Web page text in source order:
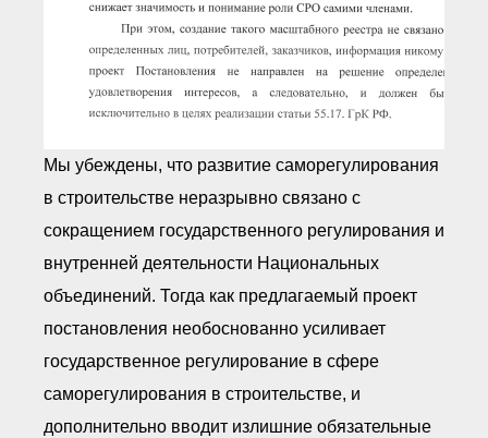
Мы убеждены, что развитие саморегулирования
в строительстве неразрывно связано с
сокращением государственного регулирования и
внутренней деятельности Национальных
объединений. Тогда как предлагаемый проект
постановления необоснованно усиливает
государственное регулирование в сфере
саморегулирования в строительстве, и
дополнительно вводит излишние обязательные